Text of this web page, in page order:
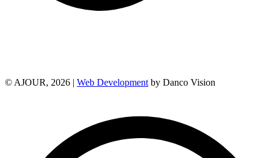
© AJOUR, 2026 | Web Development by Danco Vision